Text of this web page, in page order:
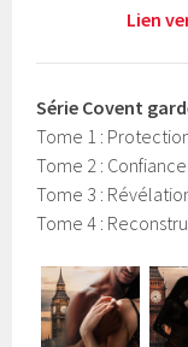
Lien
Série Covent
Tome 1 :
Tome 2 :
Tome 3 :
Tome 4 :